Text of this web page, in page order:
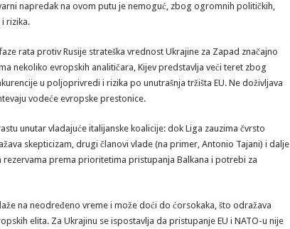
napredak na ovom putu je nemoguć, zbog ogromnih političkih,
rizika.
rata protiv Rusije strateška vrednost Ukrajine za Zapad značajno
nekoliko evropskih analitičara, Kijev predstavlja veći teret zbog
u poljoprivredi i rizika po unutrašnja tržišta EU. Ne doživljava
vodeće evropske prestonice.
unutar vladajuće italijanske koalicije: dok Liga zauzima čvrsto
skepticizam, drugi članovi vlade (na primer, Antonio Tajani) i dalje
rezervama prema prioritetima pristupanja Balkana i potrebi za
na neodređeno vreme i može doći do ćorsokaka, što odražava
elita. Za Ukrajinu se ispostavlja da pristupanje EU i NATO-u nije